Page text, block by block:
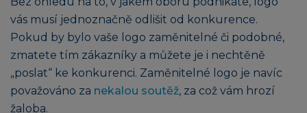
vás musí jednoznačně odlišit od konkurence.
Pokud by bylo vaše logo zaměnitelné či podobné,
zmatete tím zákazníky a můžete je i nechtěně
„poslat“ ke konkurenci. Zaměnitelné logo je navíc
považováno za nekalou soutěž, za což vám hrozí
žaloba.